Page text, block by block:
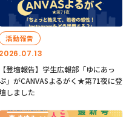
2026.07.13
活動報告
【登壇報告】学生広報部「ゆにあっ
」がCANVASよるがく★第71夜に登
しました